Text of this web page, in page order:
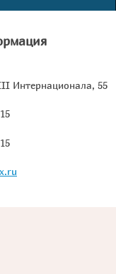
Интернационала, 55